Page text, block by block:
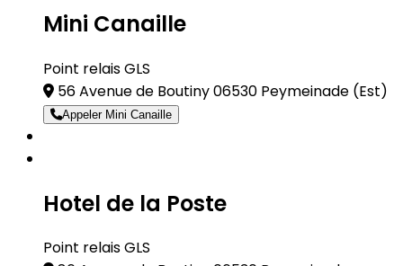
Mini Canaille
Point relais GLS
56 Avenue de Boutiny 06530 Peymeinade (Est)
Appeler Mini Canaille
Hotel de la Poste
Point relais GLS